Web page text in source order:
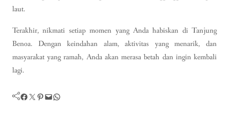
laut.
Terakhir, nikmati setiap momen yang Anda habiskan di Tanjung
Benoa. Dengan keindahan alam, aktivitas yang menarik, dan
masyarakat yang ramah, Anda akan merasa betah dan ingin kembali
lagi.
Facebook Twitter Pinterest Mail WhatsApp